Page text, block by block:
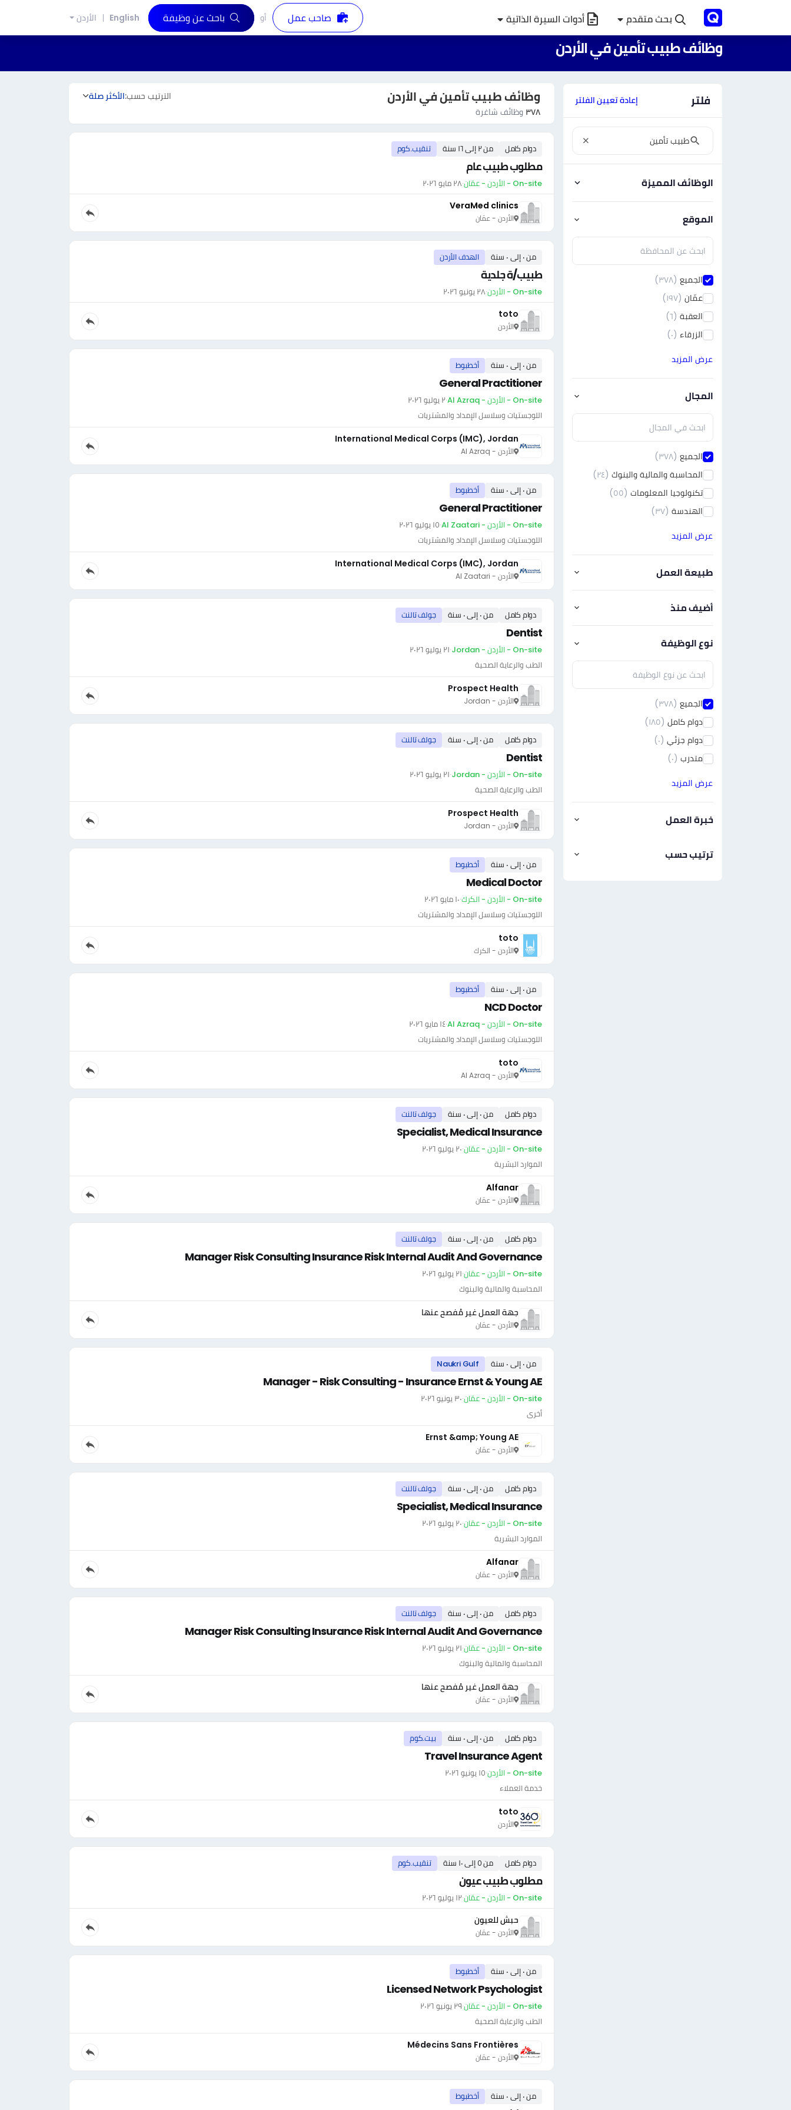
بحث متقدم أدوات السيرة الذاتية صاحب عمل أو باحث عن وظيفة English الأردن
وظائف طبيب تأمين في الأردن
فلتر إعادة تعيين الفلتر
الوظائف المميزة
الموقع
الجميع (٣٧٨)
عمّان (١٩٧)
العقبة (٦)
الزرقاء (٠)
عرض المزيد
المجال
الجميع (٣٧٨)
المحاسبة والمالية والبنوك (٢٤)
تكنولوجيا المعلومات (٥٥)
الهندسة (٣٧)
عرض المزيد
طبيعة العمل
أضيف منذ
نوع الوظيفة
الجميع (٣٧٨)
دوام كامل (١٨٥)
دوام جزئي (٠)
متدرب (٠)
عرض المزيد
خبرة العمل
ترتيب حسب
وظائف طبيب تأمين في الأردن
٣٧٨ وظائف شاغرة
الترتيب حسب:الأكثر صلة
دوام كامل من ٢ إلى ١٦ سنة تنقيب.كوم
مطلوب طبيب عام
On-site - الأردن - عمّان ·٢٨ مايو ٢٠٢٦
VeraMed clinics
الأردن - عمّان
من ٠ إلى ٠ سنة الهدف الأردن
طبيب/ة جلدية
On-site - الأردن ·٢٨ يونيو ٢٠٢٦
toto
الأردن
من ٠ إلى ٠ سنة أخطبوط
General Practitioner
On-site - الأردن - Al Azraq ·٢ يوليو ٢٠٢٦
اللوجستيات وسلاسل الإمداد والمشتريات
International Medical Corps (IMC), Jordan
الأردن - Al Azraq
من ٠ إلى ٠ سنة أخطبوط
General Practitioner
On-site - الأردن - Al Zaatari ·١٥ يوليو ٢٠٢٦
اللوجستيات وسلاسل الإمداد والمشتريات
International Medical Corps (IMC), Jordan
الأردن - Al Zaatari
دوام كامل من ٠ إلى ٠ سنة جولف تالنت
Dentist
On-site - الأردن - Jordan ·٢١ يوليو ٢٠٢٦
الطب والرعاية الصحية
Prospect Health
الأردن - Jordan
دوام كامل من ٠ إلى ٠ سنة جولف تالنت
Dentist
On-site - الأردن - Jordan ·٢١ يوليو ٢٠٢٦
الطب والرعاية الصحية
Prospect Health
الأردن - Jordan
من ٠ إلى ٠ سنة أخطبوط
Medical Doctor
On-site - الأردن - الكرك ·١٠ مايو ٢٠٢٦
اللوجستيات وسلاسل الإمداد والمشتريات
toto
الأردن - الكرك
من ٠ إلى ٠ سنة أخطبوط
NCD Doctor
On-site - الأردن - Al Azraq ·١٤ مايو ٢٠٢٦
اللوجستيات وسلاسل الإمداد والمشتريات
toto
الأردن - Al Azraq
دوام كامل من ٠ إلى ٠ سنة جولف تالنت
Specialist, Medical Insurance
On-site - الأردن - عمّان ·٢٠ يوليو ٢٠٢٦
الموارد البشرية
Alfanar
الأردن - عمّان
دوام كامل من ٠ إلى ٠ سنة جولف تالنت
Manager Risk Consulting Insurance Risk Internal Audit And Governance
On-site - الأردن - عمّان ·٢١ يوليو ٢٠٢٦
المحاسبة والمالية والبنوك
جهة العمل غير مُفصح عنها
الأردن - عمّان
من ٠ إلى ٠ سنة Naukri Gulf
Manager - Risk Consulting - Insurance Ernst & Young AE
On-site - الأردن - عمّان ·٣٠ يونيو ٢٠٢٦
أخرى
Ernst &amp; Young AE
الأردن - عمّان
دوام كامل من ٠ إلى ٠ سنة جولف تالنت
Specialist, Medical Insurance
On-site - الأردن - عمّان ·٢٠ يوليو ٢٠٢٦
الموارد البشرية
Alfanar
الأردن - عمّان
دوام كامل من ٠ إلى ٠ سنة جولف تالنت
Manager Risk Consulting Insurance Risk Internal Audit And Governance
On-site - الأردن - عمّان ·٢١ يوليو ٢٠٢٦
المحاسبة والمالية والبنوك
جهة العمل غير مُفصح عنها
الأردن - عمّان
دوام كامل من ٠ إلى ٠ سنة بيت.كوم
Travel Insurance Agent
On-site - الأردن ·١٥ يونيو ٢٠٢٦
خدمة العملاء
toto
الأردن
دوام كامل من ٥ إلى ١٠ سنة تنقيب.كوم
مطلوب طبيب عيون
On-site - الأردن - عمّان ·١٢ يوليو ٢٠٢٦
حبش للعيون
الأردن - عمّان
من ٠ إلى ٠ سنة أخطبوط
Licensed Network Psychologist
On-site - الأردن - عمّان ·٢٩ يونيو ٢٠٢٦
الطب والرعاية الصحية
Médecins Sans Frontières
الأردن - عمّان
من ٠ إلى ٠ سنة أخطبوط